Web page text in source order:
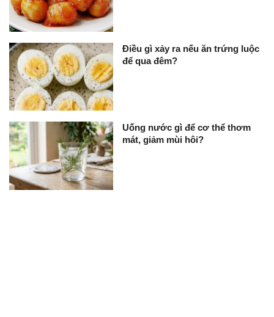
Điều gì xảy ra nếu ăn trứng luộc
để qua đêm?
Uống nước gì để cơ thể thơm
mát, giảm mùi hôi?